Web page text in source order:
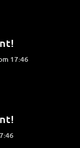
17:46